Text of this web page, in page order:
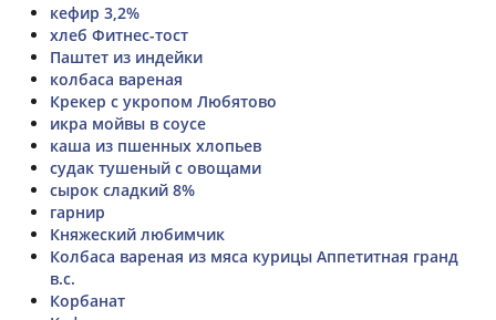
кефир 3,2%
хлеб Фитнес-тост
Паштет из индейки
колбаса вареная
Крекер с укропом Любятово
икра мойвы в соусе
каша из пшенных хлопьев
судак тушеный с овощами
сырок сладкий 8%
гарнир
Княжеский любимчик
Колбаса вареная из мяса курицы Аппетитная гранд
в.с.
Корбанат